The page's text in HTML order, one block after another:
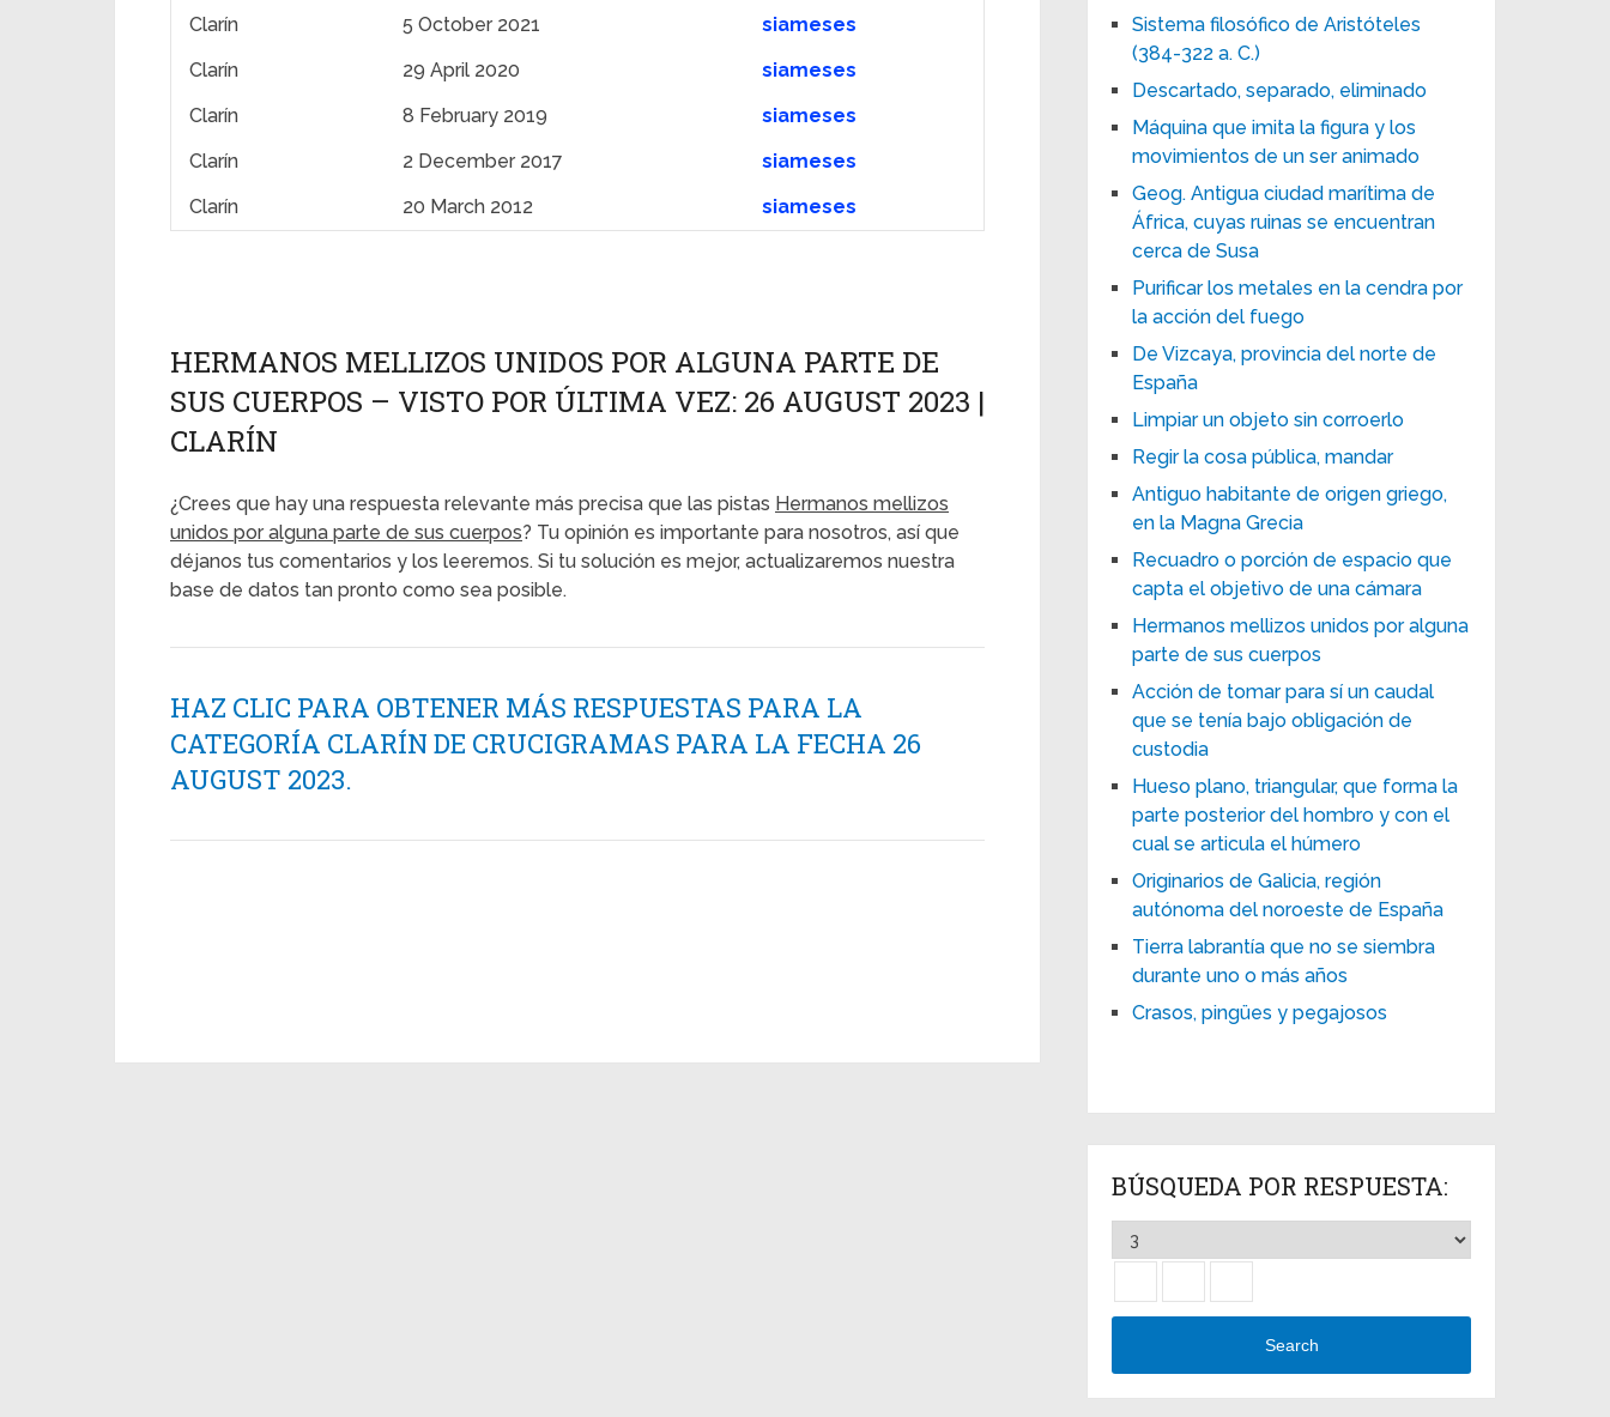
Clarín
5 October 2021
siameses
Clarín
29 April 2020
siameses
Clarín
8 February 2019
siameses
Clarín
2 December 2017
siameses
Clarín
20 March 2012 siameses
HERMANOS MELLIZOS UNIDOS POR ALGUNA PARTE DE
SUS CUERPOS – VISTO POR ÚLTIMA VEZ: 26 AUGUST 2023 |
CLARÍN
¿Crees que hay una respuesta relevante más precisa que las pistas Hermanos mellizos
unidos por alguna parte de sus cuerpos? Tu opinión es importante para nosotros, así que
déjanos tus comentarios y los leeremos. Si tu solución es mejor, actualizaremos nuestra
base de datos tan pronto como sea posible.
HAZ CLIC PARA OBTENER MÁS RESPUESTAS PARA LA
CATEGORÍA CLARÍN DE CRUCIGRAMAS PARA LA FECHA 26
AUGUST 2023.
Sistema filosófico de Aristóteles
(384-322 a. C.)
Descartado, separado, eliminado
Máquina que imita la figura y los
movimientos de un ser animado
Geog. Antigua ciudad marítima de
África, cuyas ruinas se encuentran
cerca de Susa
Purificar los metales en la cendra por
la acción del fuego
De Vizcaya, provincia del norte de
España
Limpiar un objeto sin corroerlo
Regir la cosa pública, mandar
Antiguo habitante de origen griego,
en la Magna Grecia
Recuadro o porción de espacio que
capta el objetivo de una cámara
Hermanos mellizos unidos por alguna
parte de sus cuerpos
Acción de tomar para sí un caudal
que se tenía bajo obligación de
custodia
Hueso plano, triangular, que forma la
parte posterior del hombro y con el
cual se articula el húmero
Originarios de Galicia, región
autónoma del noroeste de España
Tierra labrantía que no se siembra
durante uno o más años
Crasos, pingües y pegajosos
BÚSQUEDA POR RESPUESTA:
Search